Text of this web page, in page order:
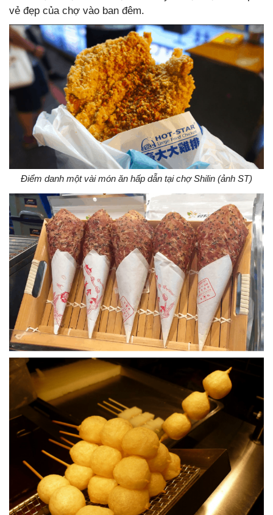
vẻ đẹp của chợ vào ban đêm.
Điểm danh một vài món ăn hấp dẫn tại chợ Shilin (ảnh ST)